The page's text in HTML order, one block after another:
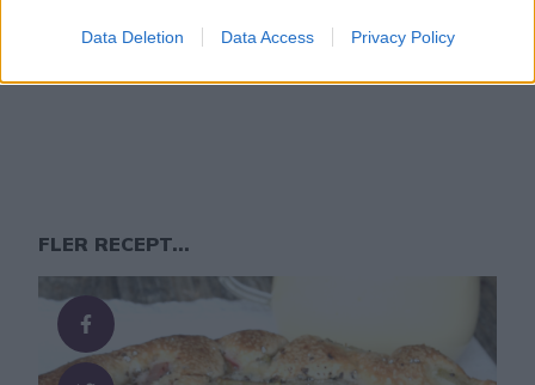
Data Deletion Data Access Privacy Policy
FLER RECEPT...